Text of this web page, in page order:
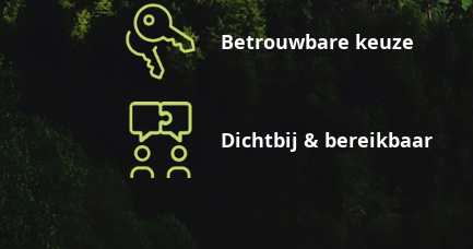
Betrouwbare keuze
Dichtbij & bereikbaar